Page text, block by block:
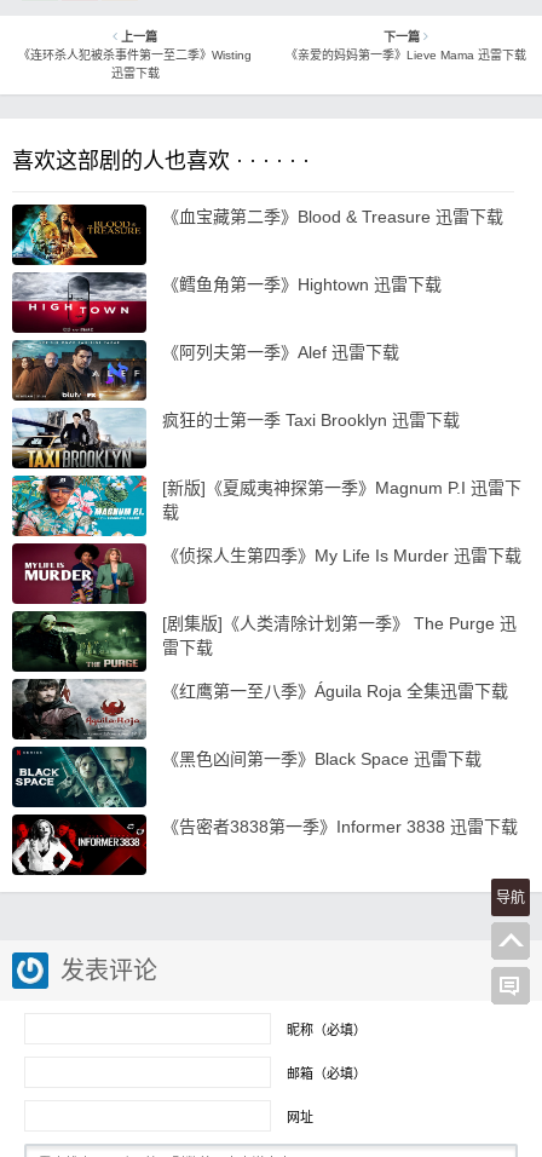
上一篇
《连环杀人犯被杀事件第一至二季》Wisting
迅雷下载
下一篇
《亲爱的妈妈第一季》Lieve Mama 迅雷下载
喜欢这部剧的人也喜欢 · · · · · ·
《血宝藏第二季》Blood & Treasure 迅雷下载
《鳕鱼角第一季》Hightown 迅雷下载
《阿列夫第一季》Alef 迅雷下载
疯狂的士第一季 Taxi Brooklyn 迅雷下载
[新版]《夏威夷神探第一季》Magnum P.I 迅雷下
载
《侦探人生第四季》My Life Is Murder 迅雷下载
[剧集版]《人类清除计划第一季》 The Purge 迅
雷下载
《红鹰第一至八季》Águila Roja 全集迅雷下载
《黑色凶间第一季》Black Space 迅雷下载
《告密者3838第一季》Informer 3838 迅雷下载
发表评论
昵称（必填）
邮箱（必填）
网址
导航